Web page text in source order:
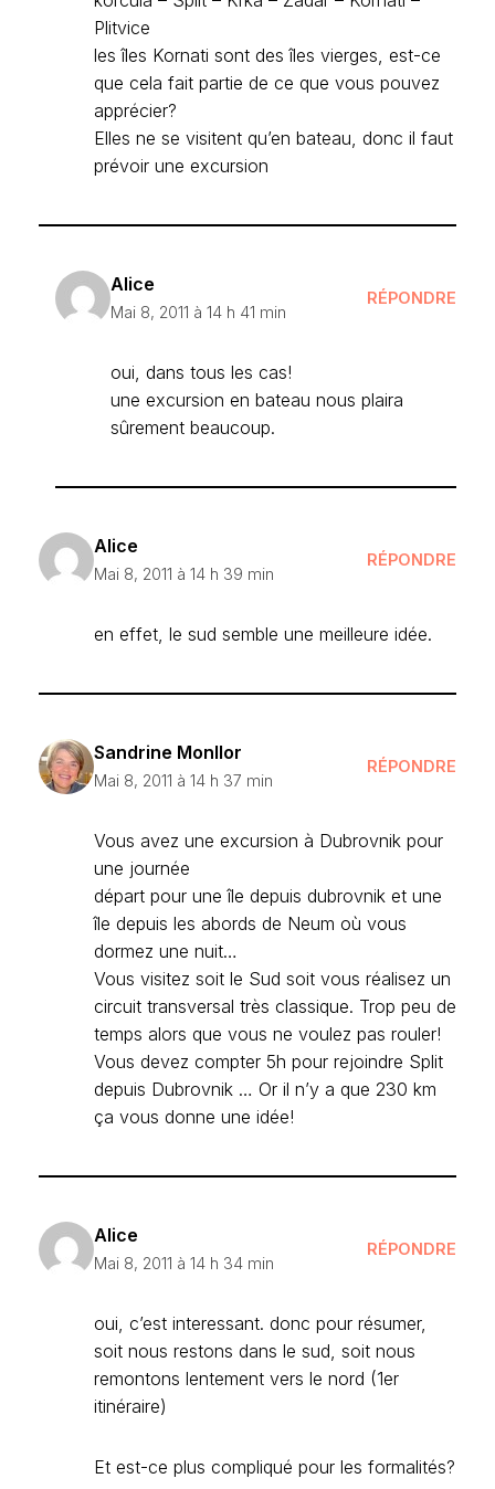
Plitvice
les îles Kornati sont des îles vierges, est-ce
que cela fait partie de ce que vous pouvez
apprécier?
Elles ne se visitent qu’en bateau, donc il faut
prévoir une excursion
Alice
Mai 8, 2011 à 14 h 41 min
RÉPONDRE
oui, dans tous les cas!
une excursion en bateau nous plaira
sûrement beaucoup.
Alice
Mai 8, 2011 à 14 h 39 min
RÉPONDRE
en effet, le sud semble une meilleure idée.
Sandrine Monllor
Mai 8, 2011 à 14 h 37 min
RÉPONDRE
Vous avez une excursion à Dubrovnik pour
une journée
départ pour une île depuis dubrovnik et une
île depuis les abords de Neum où vous
dormez une nuit…
Vous visitez soit le Sud soit vous réalisez un
circuit transversal très classique. Trop peu de
temps alors que vous ne voulez pas rouler!
Vous devez compter 5h pour rejoindre Split
depuis Dubrovnik … Or il n’y a que 230 km
ça vous donne une idée!
Alice
Mai 8, 2011 à 14 h 34 min
RÉPONDRE
oui, c’est interessant. donc pour résumer,
soit nous restons dans le sud, soit nous
remontons lentement vers le nord (1er
itinéraire)
Et est-ce plus compliqué pour les formalités?